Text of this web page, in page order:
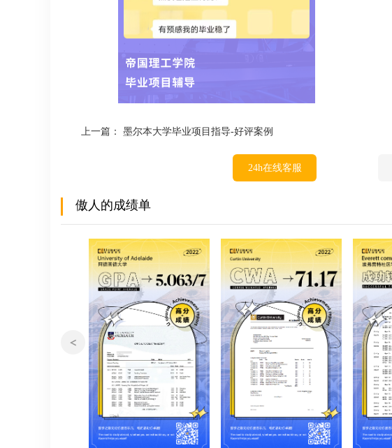
上一篇： 墨尔本大学毕业项目指导-好评案例
24h在线客服
傲人的成绩单